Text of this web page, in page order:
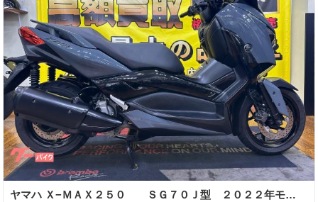
ヤマハ Ｘ−ＭＡＸ２５０ ＳＧ７０Ｊ型 ２０２２年モデル ＥＴＣ マルチバー メットホルダー グリップヒーター